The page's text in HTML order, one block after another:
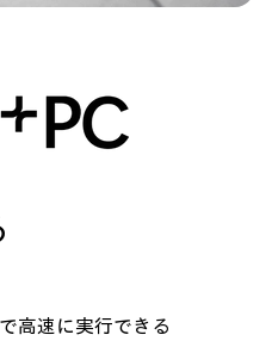
高速に実行できる